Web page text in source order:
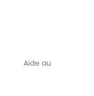
Aide au